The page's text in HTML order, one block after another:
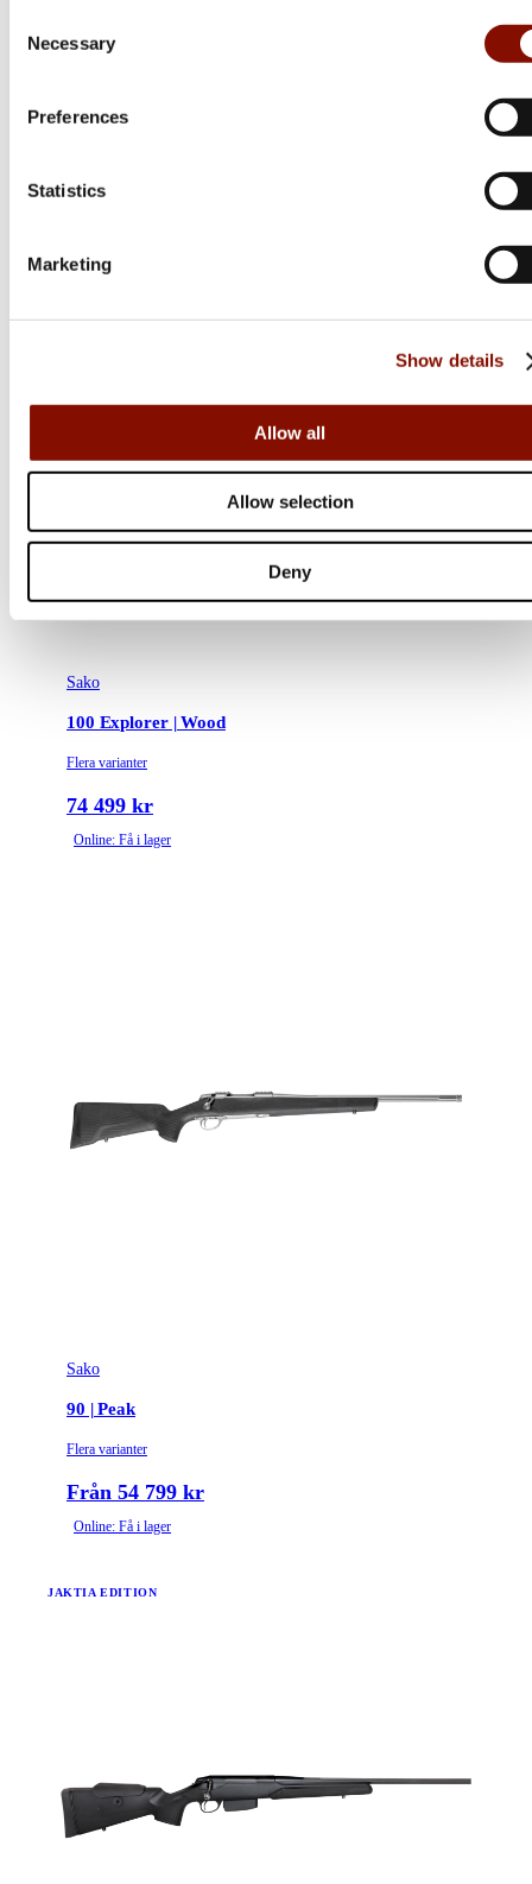
Selection
Necessary
Preferences
Statistics
Marketing
Show details
Allow all
Allow selection
Deny
T3x Ace Game
Från 17 499 kr
Sako
100 Explorer | Wood
Flera varianter
74 499 kr
Online: Få i lager
Sako
90 | Peak
Flera varianter
Från 54 799 kr
Online: Få i lager
JAKTIA EDITION